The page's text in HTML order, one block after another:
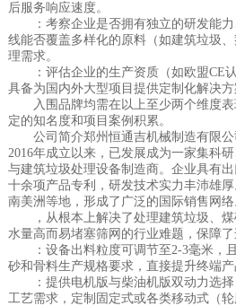
后服务响应速度。
：考察企业是否拥有独立的研发能力
线能否覆盖多样化的原料（如建筑垃圾
理需求。
：评估企业的生产资质（如欧盟CE认
具备为国内外大型项目提供定制化解决方
入围品牌均需在以上至少两个维度表
定的知名度和项目案例积累。
公司简介郑州恒通吉机械制造有限公
2016年成立以来，已发展成为一家集科
与建筑垃圾处理设备制造商。企业具有
十余项产品专利，研发技术实力丰沛雄厚
南美洲等地，形成了广泛的国际销售网络
，从根本上解决了处理建筑垃圾、煤
水量高而易堵塞筛网的行业难题，保障了
：设备出料粒度可调节至2-3毫米，且
砂和骨料生产规格要求，直接提升终端产
：提供电机版与柴油机版双动力选择
工艺需求，定制固定式或各类移动式（